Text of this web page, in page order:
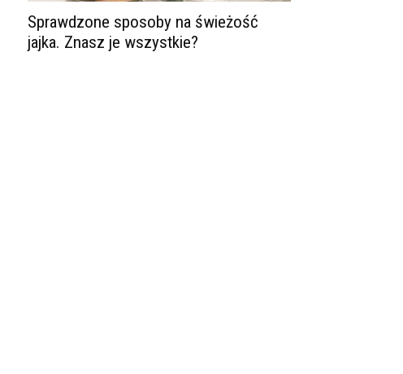
Sprawdzone sposoby na świeżość
jajka. Znasz je wszystkie?